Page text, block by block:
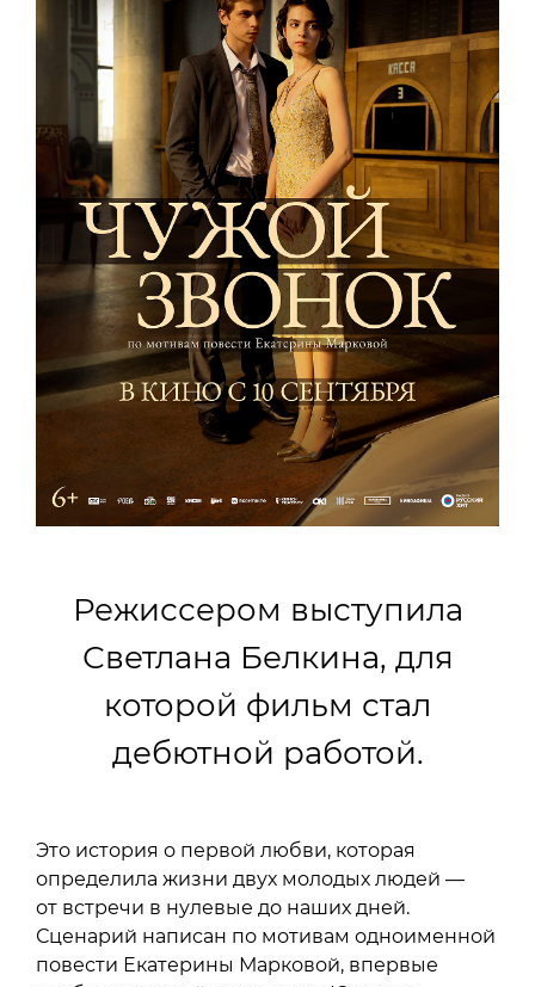
Режиссером выступила
Светлана Белкина, для
которой фильм стал
дебютной работой.
Это история о первой любви, которая
определила жизни двух молодых людей —
от встречи в нулевые до наших дней.
Сценарий написан по мотивам одноименной
повести Екатерины Марковой, впервые